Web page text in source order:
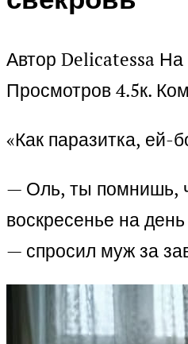
Автор Delicatessa На
Просмотров4.5к.
«Как паразитка, ей-
— Оль, ты помнишь,
воскресенье на
— спросил муж за